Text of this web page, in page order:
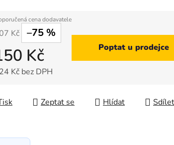
Kč –75 %
Kč
Kč bez DPH
Poptat u prodejce
Zeptat se Hlídat Sdílet